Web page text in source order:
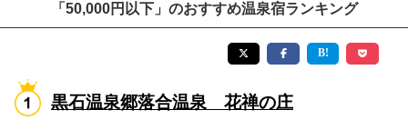
「50,000円以下」のおすすめ温泉宿ランキング
黒石温泉郷落合温泉 花禅の庄